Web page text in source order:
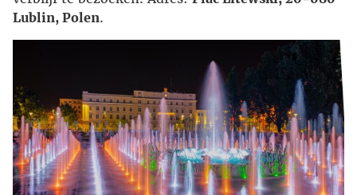
Lublin, Polen.